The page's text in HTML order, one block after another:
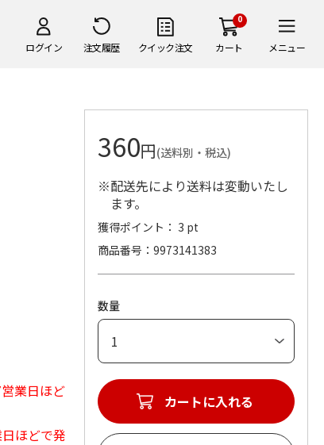
ログイン 注文履歴 クイック注文
0
カート メニュー
業日ほど
ほどで発
360円(送料別・税込)
※配送先により送料は変動いたし
ます。
獲得ポイント： 3 pt
商品番号
9973141383
数量
カートに入れる